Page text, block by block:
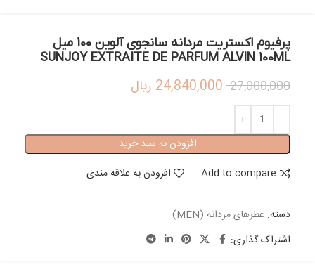
پرفیوم اکستریت مردانه سانجوی آلوین 100 میل
SUNJOY EXTRAITE DE PARFUM ALVIN 100ML
27,000,000
24,840,000 ریال
افزودن به سبد خرید
Add to compare
افزودن به علاقه مندی
دسته: عطرهای مردانه (MEN)
اشتراک گذاری: